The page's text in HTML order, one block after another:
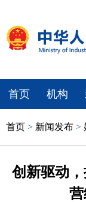
首页 机构
首页 > 新闻发布 >
创新驱动
营